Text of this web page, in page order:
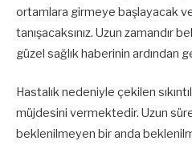
ortamlara girmeye başlayacak
tanışacaksınız. Uzun zamandır
güzel sağlık haberinin ardından
Hastalık nedeniyle çekilen
müjdesini vermektedir. Uzun
beklenilmeyen bir anda